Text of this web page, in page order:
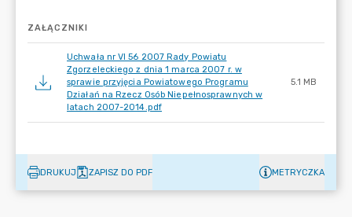
ZAŁĄCZNIKI
Uchwała nr VI 56 2007 Rady Powiatu
Zgorzeleckiego z dnia 1 marca 2007 r. w
sprawie przyjęcia Powiatowego Programu
Działań na Rzecz Osób Niepełnosprawnych w
latach 2007-2014.pdf
5.1 MB
DRUKUJ ZAPISZ DO PDF METRYCZKA